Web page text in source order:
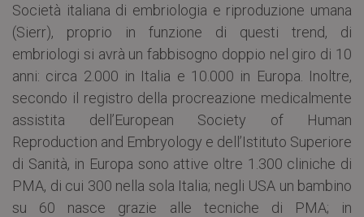
Società italiana di embriologia e riproduzione umana
(Sierr), proprio in funzione di questi trend, di
embriologi si avrà un fabbisogno doppio nel giro di 10
anni: circa 2.000 in Italia e 10.000 in Europa. Inoltre,
secondo il registro della procreazione medicalmente
assistita dell’European Society of Human
Reproduction and Embryology e dell’Istituto Superiore
di Sanità, in Europa sono attive oltre 1.300 cliniche di
PMA, di cui 300 nella sola Italia; negli USA un bambino
su 60 nasce grazie alle tecniche di PMA; in